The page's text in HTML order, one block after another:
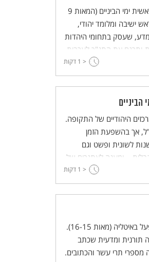
גדול חכמי היהדות בראשית ימי הביניים (המאות 9
ישיבה ומלומד יהודי,
שעסק בתחומי היהדות
ותרגם את התנ"ך לערבית.
< 1 דקות
היהודיים של התקופה.
אך בהשפעת הזמן
לשונית ופשט וגם
– ומענה לאתגרים של
< 1 דקות
פרשן מקרא שנולד ופעל באיטליה (מאות 16-15).
תורנית ומדעית שכתב
מספרי תרי עשר והכתובים.